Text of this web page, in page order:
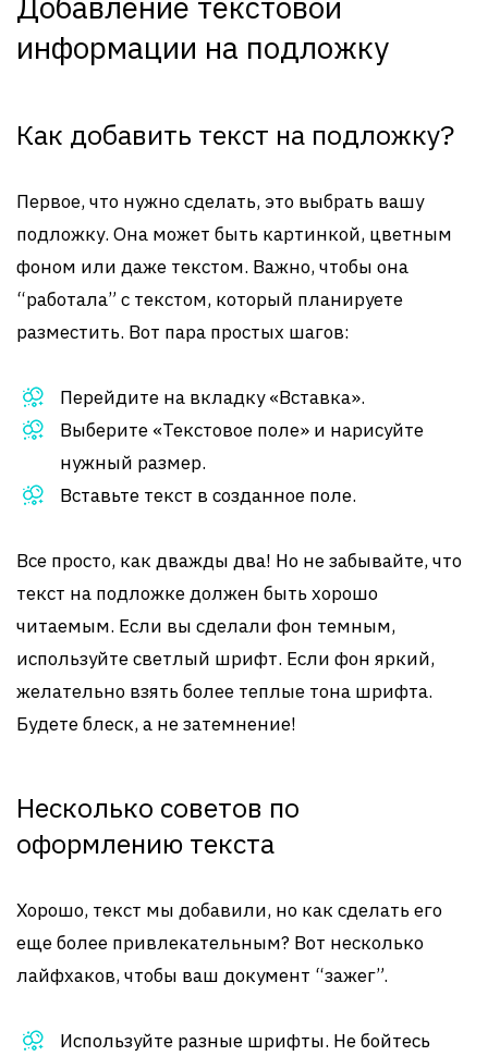
информации на подложку
Как добавить текст на подложку?
Первое, что нужно сделать, это выбрать вашу
подложку. Она может быть картинкой, цветным
фоном или даже текстом. Важно, чтобы она
“работала” с текстом, который планируете
разместить. Вот пара простых шагов:
Перейдите на вкладку «Вставка».
Выберите «Текстовое поле» и нарисуйте
нужный размер.
Вставьте текст в созданное поле.
Все просто, как дважды два! Но не забывайте, что
текст на подложке должен быть хорошо
читаемым. Если вы сделали фон темным,
используйте светлый шрифт. Если фон яркий,
желательно взять более теплые тона шрифта.
Будете блеск, а не затемнение!
Несколько советов по
оформлению текста
Хорошо, текст мы добавили, но как сделать его
еще более привлекательным? Вот несколько
лайфхаков, чтобы ваш документ “зажег”.
Используйте разные шрифты. Не бойтесь